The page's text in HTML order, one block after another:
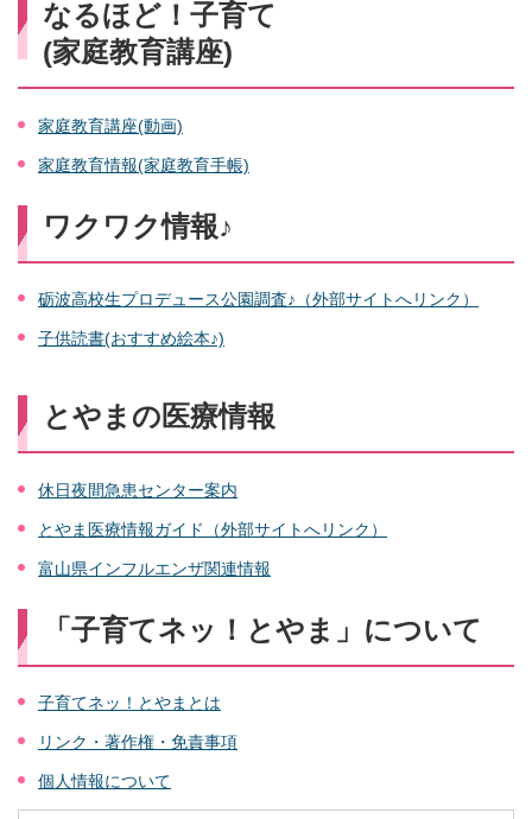
なるほど！子育て
(家庭教育講座)
家庭教育講座(動画)
家庭教育情報(家庭教育手帳)
ワクワク情報♪
砺波高校生プロデュース公園調査♪（外部サイトへリンク）
子供読書(おすすめ絵本♪)
とやまの医療情報
休日夜間急患センター案内
とやま医療情報ガイド（外部サイトへリンク）
富山県インフルエンザ関連情報
「子育てネッ！とやま」について
子育てネッ！とやまとは
リンク・著作権・免責事項
個人情報について